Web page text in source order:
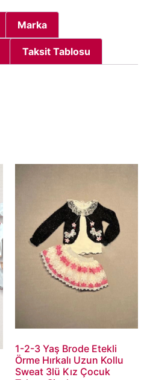
Marka
Taksit Tablosu
1-2-3 Yaş Brode Etekli
Örme Hırkalı Uzun Kollu
Sweat 3lü Kız Çocuk